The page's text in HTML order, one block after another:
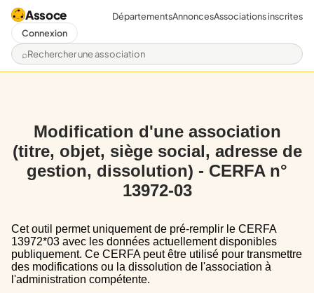
Assoce
Rechercher une association
DépartementsAnnoncesAssociations inscrites
Connexion
Modification d'une association
(titre, objet, siège social, adresse de
gestion, dissolution) - CERFA n°
13972-03
Cet outil permet uniquement de pré-remplir le CERFA
13972*03 avec les données actuellement disponibles
publiquement. Ce CERFA peut être utilisé pour transmettre
des modifications ou la dissolution de l'association à
l'administration compétente.